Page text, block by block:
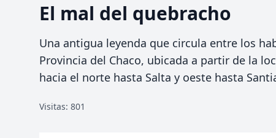
El mal del quebracho
Una antigua leyenda que circula entre los
Provincia del Chaco, ubicada a partir de la
hacia el norte hasta Salta y oeste hasta
Visitas: 801